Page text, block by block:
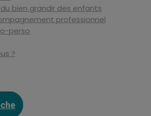
bien grandir des enfants
professionnel
perso
?